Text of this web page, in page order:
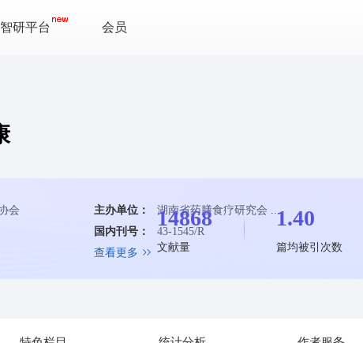
智研平台 会员
会 主办单位：
湖南省药膳食疗研究会 ...
国内刊号：
43-1545/R
查看更多
14868
文献量
1.40
篇均被引次数